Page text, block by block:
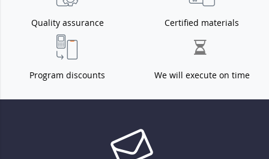
Quality assurance Certified materials
Program discounts We will execute on time